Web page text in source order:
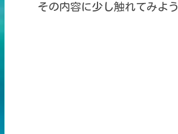
その内容に少し触れてみよ